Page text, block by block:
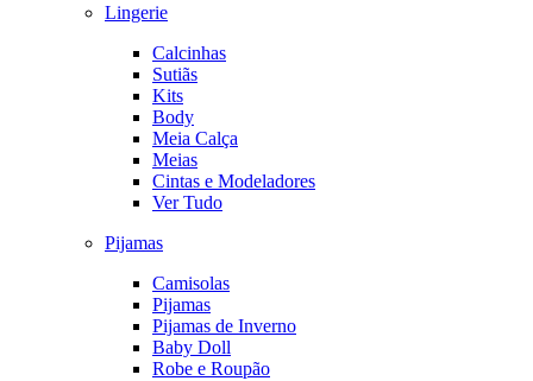
Lingerie
Calcinhas
Sutiãs
Kits
Body
Meia Calça
Meias
Cintas e Modeladores
Ver Tudo
Pijamas
Camisolas
Pijamas
Pijamas de Inverno
Baby Doll
Robe e Roupão